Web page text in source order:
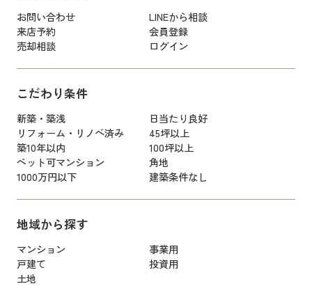
お問い合わせ
LINEから相談
来店予約
会員登録
売却相談
ログイン
こだわり条件
新築・築浅
日当たり良好
リフォーム・リノベ済み
45坪以上
築10年以内
100坪以上
ペット可マンション
角地
1000万円以下
建築条件なし
地域から探す
マンション
事業用
戸建て
投資用
土地